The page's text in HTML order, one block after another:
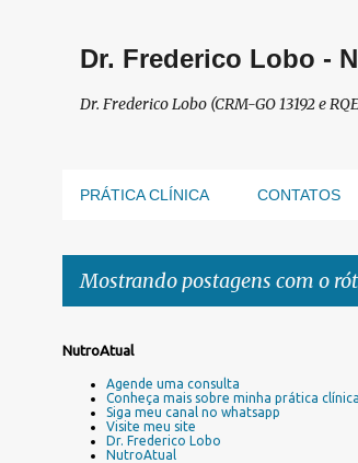
Dr. Frederico Lobo -
Dr. Frederico Lobo (CRM-GO 13192 e
PRÁTICA CLÍNICA CONTATOS
Mostrando postagens com o
P
NutroAtual
Agende uma consulta
Conheça mais sobre minha prática clínica
Siga meu canal no whatsapp
Visite meu site
Dr. Frederico Lobo
NutroAtual